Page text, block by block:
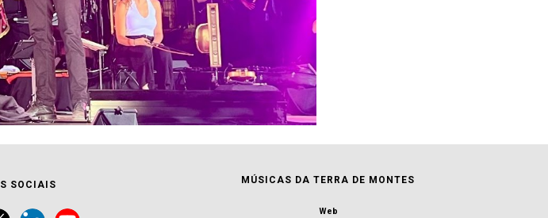
SOCIAIS MÚSICAS DA TERRA DE MONTES
Web